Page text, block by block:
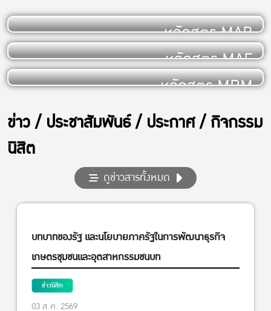
หลักสูตร MAB
หลักสูตร MAE
หลักสูตร MRM
ข่าว / ประชาสัมพันธ์ / ประกาศ / กิจกรรม
นิสิต
ดูข่าวสารทั้งหมด
บทบาทของรัฐ และนโยบายภาครัฐในการพัฒนาธุรกิจ
เกษตรชุมชนและอุตสาหกรรมชนบท
ข่าวนิสิต
03 ส.ค. 2569